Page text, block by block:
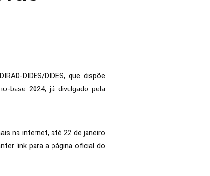
DIDES/DIDES, que dispõe
base 2024, já divulgado pela
na internet, até 22 de janeiro
link para a página oficial do